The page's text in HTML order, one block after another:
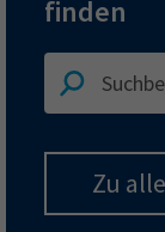
finden
Zu